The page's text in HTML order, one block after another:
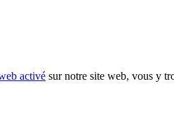
activé sur notre site web, vous y